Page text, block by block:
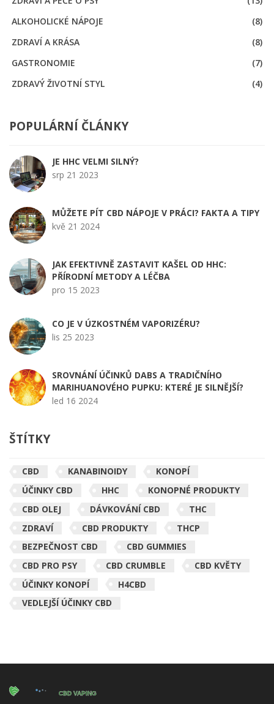
ALKOHOLICKÉ NÁPOJE
(8)
ZDRAVÍ A KRÁSA
(8)
GASTRONOMIE
(7)
ZDRAVÝ ŽIVOTNÍ STYL
(4)
POPULÁRNÍ ČLÁNKY
JE HHC VELMI SILNÝ?
srp 21 2023
MŮŽETE PÍT CBD NÁPOJE V PRÁCI? FAKTA A TIPY
kvě 21 2024
JAK EFEKTIVNĚ ZASTAVIT KAŠEL OD HHC:
PŘÍRODNÍ METODY A LÉČBA
pro 15 2023
CO JE V ÚZKOSTNÉM VAPORIZÉRU?
lis 25 2023
SROVNÁNÍ ÚČINKŮ DABS A TRADIČNÍHO
MARIHUANOVÉHO PUPKU: KTERÉ JE SILNĚJŠÍ?
led 16 2024
ŠTÍTKY
CBD KANABINOIDY
KONOPÍ
ÚČINKY CBD
HHC
KONOPNÉ PRODUKTY
CBD OLEJ
DÁVKOVÁNÍ CBD
THC
ZDRAVÍ
CBD PRODUKTY
THCP
BEZPEČNOST CBD
CBD GUMMIES
CBD PRO PSY
CBD CRUMBLE
CBD KVĚTY
ÚČINKY KONOPÍ
H4CBD
VEDLEJŠÍ ÚČINKY CBD